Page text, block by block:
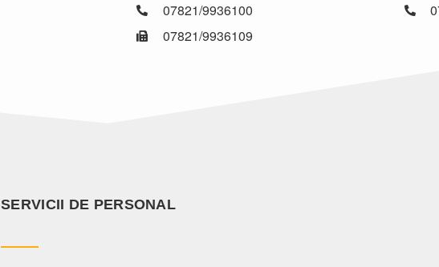
07821/9936100
07821/9936109
SERVICII DE PERSONAL